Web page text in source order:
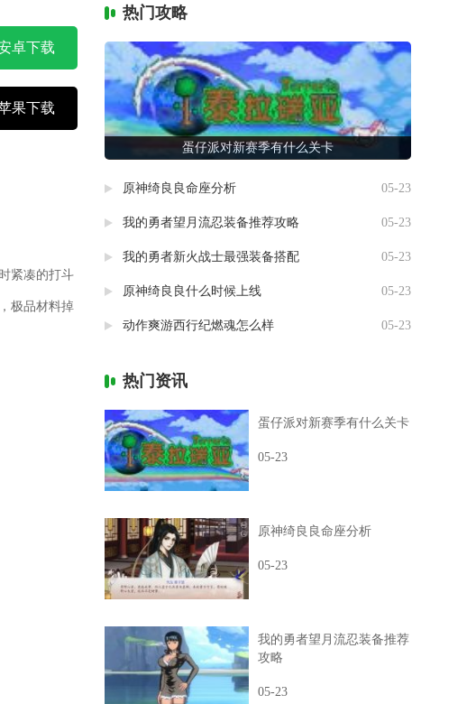
卓下载
果下载
紧凑的打斗
极品材料掉
热门攻略
蛋仔派对新赛季有什么关卡
原神绮良良命座分析 05-23
我的勇者望月流忍装备推荐攻略 05-23
我的勇者新火战士最强装备搭配 05-23
原神绮良良什么时候上线 05-23
动作爽游西行纪燃魂怎么样 05-23
热门资讯
蛋仔派对新赛季有什么关卡
05-23
原神绮良良命座分析
05-23
我的勇者望月流忍装备推荐
攻略
05-23